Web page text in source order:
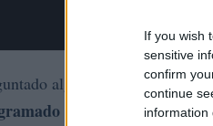
If you wish
sensitive
confirm
continue
information
alguna vez cómo
se presenta como